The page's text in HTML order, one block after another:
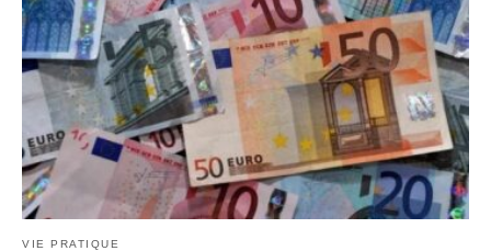
VIE PRATIQUE